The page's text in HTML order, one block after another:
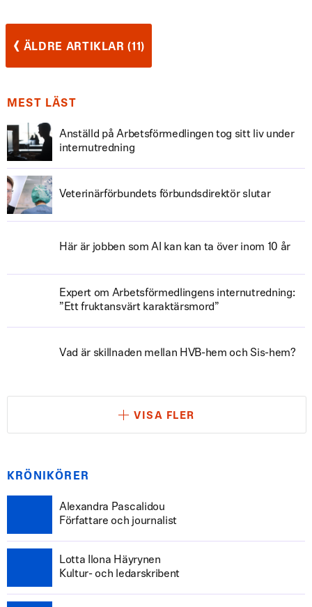
‹ ÄLDRE ARTIKLAR (11)
MEST LÄST
Anställd på Arbetsförmedlingen tog sitt liv under
internutredning
Veterinärförbundets förbundsdirektör slutar
Här är jobben som AI kan kan ta över inom 10 år
Expert om Arbetsförmedlingens internutredning:
”Ett fruktansvärt karaktärsmord”
Vad är skillnaden mellan HVB-hem och Sis-hem?
VISA FLER
KRÖNIKÖRER
Alexandra Pascalidou
Författare och journalist
Lotta Ilona Häyrynen
Kultur- och ledarskribent